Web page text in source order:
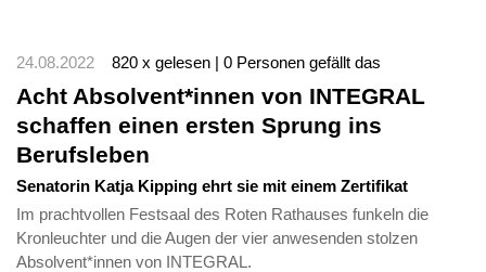
24.08.2022 820 x gelesen | 0 Personen gefällt das
Acht Absolvent*innen von INTEGRAL
schaffen einen ersten Sprung ins
Berufsleben
Senatorin Katja Kipping ehrt sie mit einem Zertifikat
Im prachtvollen Festsaal des Roten Rathauses funkeln die
Kronleuchter und die Augen der vier anwesenden stolzen
Absolvent*innen von INTEGRAL.